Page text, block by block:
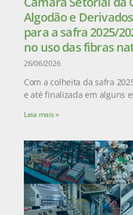
Algodão e
para a safra 2025/
no uso das fibras
26/06/2026
Com a colheita da safra
e até finalizada em alguns
Leia mais »